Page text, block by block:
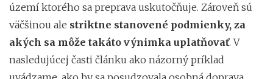
území ktorého sa preprava uskutočňuje. Zároveň sú
väčšinou ale striktne stanovené podmienky, za
akých sa môže takáto výnimka uplatňovať. V
nasledujúcej časti článku ako názorný príklad